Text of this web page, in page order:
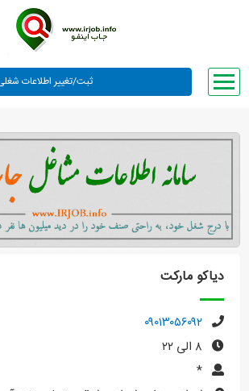
وبلاگ
معرفی ما
تعرفه ها
راهنما
ورود یا عضویت
دیاکو مارکت
۰۹۰۱۳۰۵۶۰۹۲
*